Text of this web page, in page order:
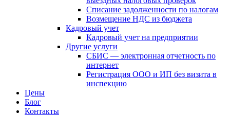
Списание задолженности по налогам
Возмещение НДС из бюджета
Кадровый учет
Кадровый учет на предприятии
Другие услуги
СБИС — электронная отчетность по
интернет
Регистрация ООО и ИП без визита в
инспекцию
Цены
Блог
Контакты